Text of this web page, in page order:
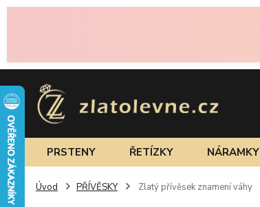
PRSTENY ŘETÍZKY NÁRAMKY
Úvod PŘÍVĚSKY Zlatý přívěsek znamení váhy